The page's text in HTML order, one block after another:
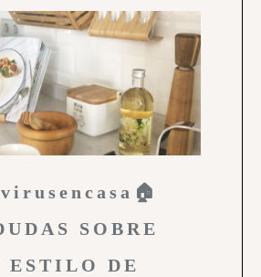
SOBRE
ESTILO DE